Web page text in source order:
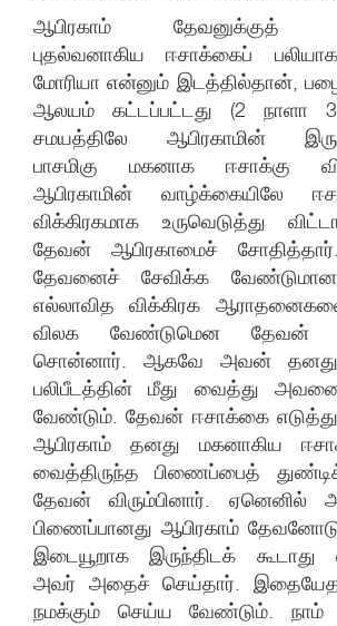
ஆபிரகாம் தேவனுக்குத்
புதல்வனாகிய ஈசாக்கைப்
மோரியா என்னும் இடத்தில்தான்,
ஆலயம் கட்டப்பட்டது (2 நாளா
சமயத்திலே ஆபிரகாமின்
பாசமிகு மகனாக ஈசாக்கு
ஆபிரகாமின் வாழ்க்கையிலே
விக்கிரகமாக உருவெடுத்து
தேவன் ஆபிரகாமைச்
தேவனைச் சேவிக்க
எல்லாவித விக்கிரக
விலக வேண்டுமென தேவன்
சொன்னார். ஆகவே அவன் தனது
பலிபீடத்தின் மீது வைத்து அவனை
வேண்டும். தேவன் ஈசாக்கை
ஆபிரகாம் தனது மகனாகிய
வைத்திருந்த பிணைப்பைத்
தேவன் விரும்பினார். ஏனெனில்
பிணைப்பானது ஆபிரகாம்
இடையூறாக இருந்திடக் கூடாது
அவர் அதைச் செய்தார்.
நமக்கும் செய்ய வேண்டும். நாம்